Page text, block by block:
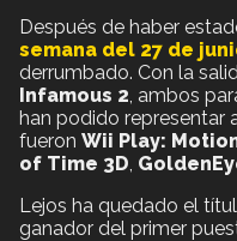
Después de haber
semana del 27 de
derrumbado. Con la
Infamous 2 , ambos
han podido representar
fueron Wii Play:
of Time 3D
Lejos ha quedado el
ganador del primer